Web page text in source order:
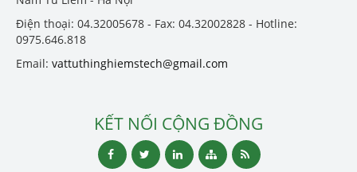
Điện thoại: 04.32005678 - Fax: 04.32002828 - Hotline:
0975.646.818
Email: vattuthinghiemstech@gmail.com
KẾT NỐI CỘNG ĐỒNG